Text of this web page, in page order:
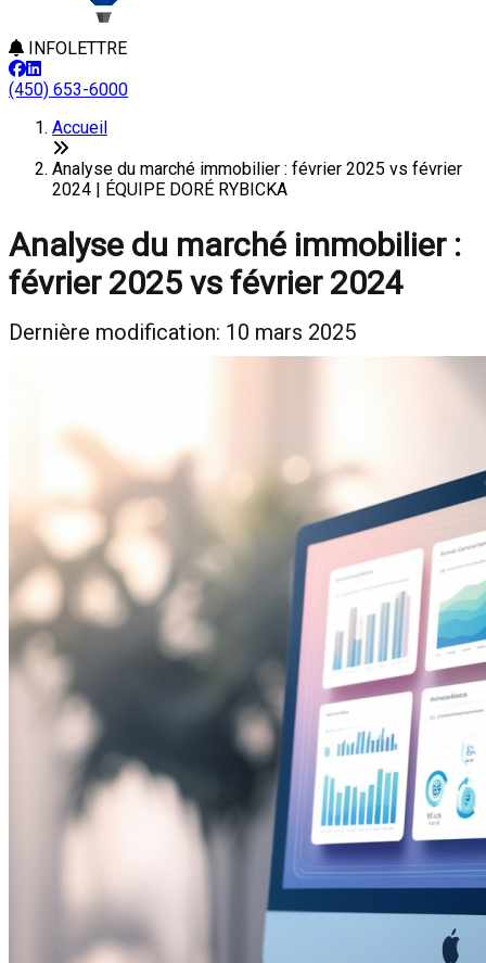
INFOLETTRE
(450) 653-6000
Accueil
Analyse du marché immobilier : février 2025 vs février
2024 | ÉQUIPE DORÉ RYBICKA
Analyse du marché immobilier :
février 2025 vs février 2024
Dernière modification: 10 mars 2025